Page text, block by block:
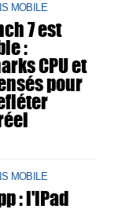
MOBILE
7 est
:
CPU et
pour
MOBILE
: l'iPad